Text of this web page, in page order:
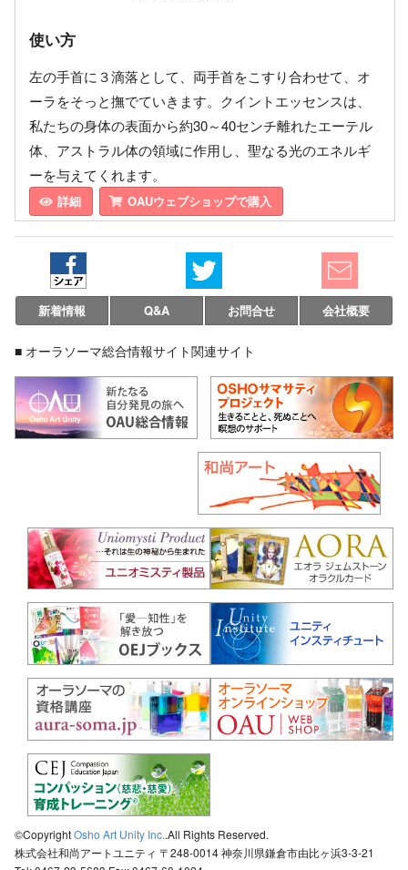
使い方
左の手首に３滴落として、両手首をこすり合わせて、オ
ーラをそっと撫でていきます。クイントエッセンスは、
私たちの身体の表面から約30～40センチ離れたエーテル
体、アストラル体の領域に作用し、聖なる光のエネルギ
ーを与えてくれます。
詳細 OAUウェブショップで購入
新着情報 Q&A お問合せ 会社概要
■ オーラソーマ総合情報サイト関連サイト
©CopyrightOsho Art Unity Inc..All Rights Reserved.
株式会社和尚アートユニティ 〒248-0014 神奈川県鎌倉市由比ヶ浜3-3-21